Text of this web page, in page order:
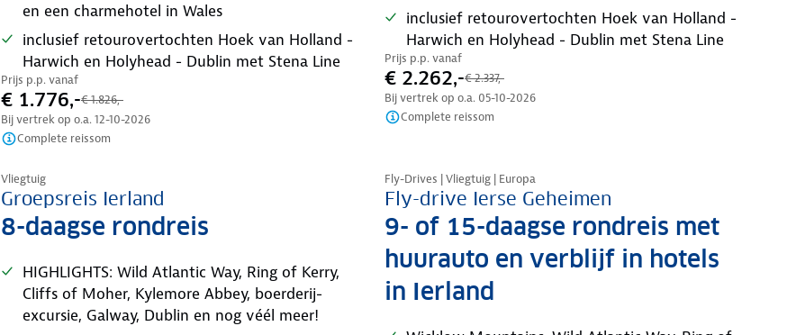
en een charmehotel in Wales
inclusief retourovertochten Hoek van Holland -
Harwich en Holyhead - Dublin met Stena Line
Prijs p.p. vanaf
€ 1.776,-€ 1.826,-
Bij vertrek op o.a. 12-10-2026
Complete reissom
inclusief retourovertochten Hoek van Holland -
Harwich en Holyhead - Dublin met Stena Line
Prijs p.p. vanaf
€ 2.262,-€ 2.337,-
Bij vertrek op o.a. 05-10-2026
Complete reissom
Vliegtuig
Groepsreis Ierland
8-daagse rondreis
HIGHLIGHTS: Wild Atlantic Way, Ring of Kerry,
Cliffs of Moher, Kylemore Abbey, boerderij-
excursie, Galway, Dublin en nog véél meer!
Fly-Drives | Vliegtuig | Europa
Fly-drive Ierse Geheimen
9- of 15-daagse rondreis met
huurauto en verblijf in hotels
in Ierland